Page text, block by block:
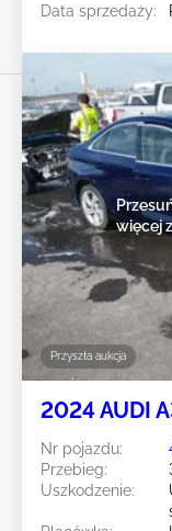
Data sprzedaży:
Przyszła aukcja
więcej
2024 AUDI
Nr pojazdu:
Przebieg:
Uszkodzenie: